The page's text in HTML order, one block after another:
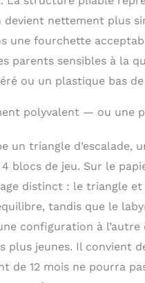
devient nettement plus
une fourchette
parents sensibles à la
ou un plastique bas de
polyvalent — ou une
un triangle d’escalade,
blocs de jeu. Sur le
distinct : le triangle
tandis que le
configuration à
jeunes. Il convient
de 12 mois ne pourra